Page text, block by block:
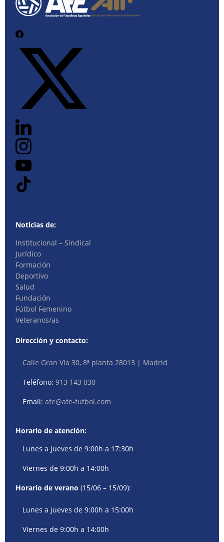
Noticias de:
Institucional – Sindical
Jurídico
Formación
Deportivo
Salud
Fundación
Fútbol Femenino
Veteranos/as
Dirección y contacto:
Calle Gran Vía 30, 8ª planta 28013 | Madrid
Teléfono:913 143 030
Email:afe@afe-futbol.com
Horario de atención:
Lunes a jueves de 9:00h a 17:30h
Viernes de 9:00h a 14:00h
Horario de verano (15/06 – 15/09):
Lunes a jueves de 9:00h a 15:00h
Viernes de 9:00h a 14:00h